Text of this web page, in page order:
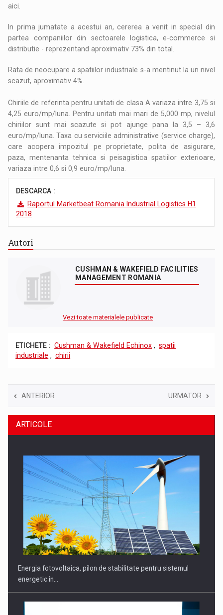
aici.
In prima jumatate a acestui an, cererea a venit in special din
partea companiilor din sectoarele logistica, e-commerce si
distributie - reprezentand aproximativ 73% din total.
Rata de neocupare a spatiilor industriale s-a mentinut la un nivel
scazut, aproximativ 4%.
Chiriile de referinta pentru unitati de clasa A variaza intre 3,75 si
4,25 euro/mp/luna. Pentru unitati mai mari de 5,000 mp, nivelul
chiriilor sunt mai scazute si pot ajunge pana la 3,5 – 3,6
euro/mp/luna. Taxa cu serviciile administrative (service charge),
care acopera impozitul pe proprietate, polita de asigurare,
paza, mentenanta tehnica si peisagistica spatiilor exterioare,
variaza intre 0,6 si 0,9 euro/mp/luna.
DESCARCA :
Raportul Marketbeat Romania Industrial Logistics H1
2018
Autori
CUSHMAN & WAKEFIELD FACILITIES
MANAGEMENT ROMANIA
Vezi toate materialele publicate
ETICHETE : Cushman & Wakefield Echinox , spatii
industriale , chirii
ANTERIOR URMATOR
ARTICOLE
Energia fotovoltaica, pilon de stabilitate pentru sistemul
energetic in…